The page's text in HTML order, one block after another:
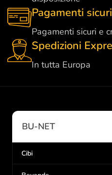
Pagamenti sicuri
Pagamenti sicuri e
Spedizioni
In tutta Europa
BU-NET
Cibi